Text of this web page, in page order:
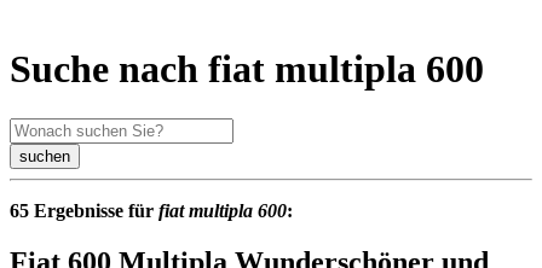
Suche nach fiat multipla 600
suchen
65 Ergebnisse für fiat multipla 600:
Fiat 600 Multipla Wunderschöner und